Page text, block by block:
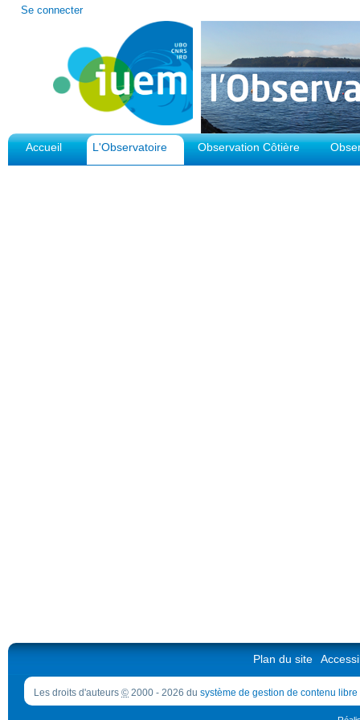
Outils
Se connecter
Accueil L'Observatoire Observation Côtière
Plan du site
Les droits d'auteurs © 2000 - 2026 du système de gestion de contenu libre